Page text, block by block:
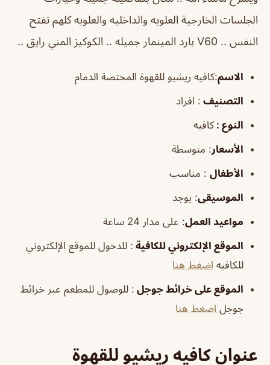
الجلسات الخارجية العلويه والداخليه والعلويه كلهم تفتح
النفس .. V60 بارد المينمار جميله .. الكوكيز المني رايق ..
الاسم:كافيه ريشيو للقهوة المختصة الدمام
التصنيف : افراد
النوع : كافيه
الأسعار: متوسطة
الأطفال : مناسب
الموسيقى: يوجد
مواعيد العمل: على مدار 24 ساعة
الموقع الإلكتروني للكافية : للدخول للموقع الإلكتروني
للكافيه اضغط هنا
الموقع على خرائط جوجل : للوصول للمطعم عبر خرائط
جوجل اضغط هنا
عنوان كافيه ريشيو للقهوة